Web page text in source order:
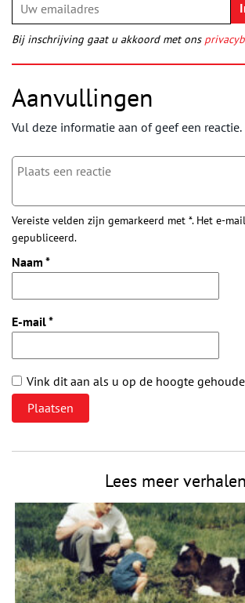
Bij inschrijving gaat u akkoord met ons
Aanvullingen
Vul deze informatie aan of geef een reactie.
Vereiste velden zijn gemarkeerd met *. Het e-
gepubliceerd.
Naam *
E-mail*
Vink dit aan als u op de hoogte
Lees meer verhalen